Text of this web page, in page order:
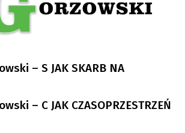
– S JAK SKARB NA
– C JAK CZASOPRZESTRZEŃ